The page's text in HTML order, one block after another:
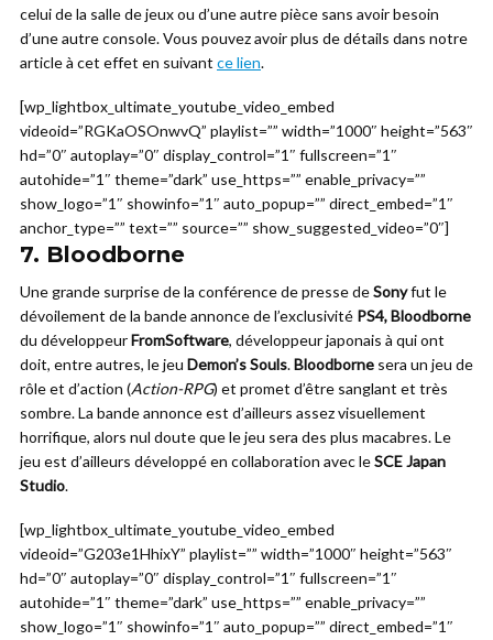
celui de la salle de jeux ou d’une autre pièce sans avoir besoin
d’une autre console. Vous pouvez avoir plus de détails dans notre
article à cet effet en suivant ce lien.
[wp_lightbox_ultimate_youtube_video_embed
videoid=”RGKaOSOnwvQ” playlist=”” width=”1000″ height=”563″
hd=”0″ autoplay=”0″ display_control=”1″ fullscreen=”1″
autohide=”1″ theme=”dark” use_https=”” enable_privacy=””
show_logo=”1″ showinfo=”1″ auto_popup=”” direct_embed=”1″
anchor_type=”” text=”” source=”” show_suggested_video=”0″]
7. Bloodborne
Une grande surprise de la conférence de presse deSonyfut le
dévoilement de la bande annonce de l’exclusivité PS4, Bloodborne
du développeurFromSoftware, développeur japonais à qui ont
doit, entre autres, le jeu Demon’s Souls.Bloodborne sera un jeu de
rôle et d’action (Action-RPG) et promet d’être sanglant et très
sombre. La bande annonce est d’ailleurs assez visuellement
horrifique, alors nul doute que le jeu sera des plus macabres. Le
jeu est d’ailleurs développé en collaboration avec leSCE Japan
Studio.
[wp_lightbox_ultimate_youtube_video_embed
videoid=”G203e1HhixY” playlist=”” width=”1000″ height=”563″
hd=”0″ autoplay=”0″ display_control=”1″ fullscreen=”1″
autohide=”1″ theme=”dark” use_https=”” enable_privacy=””
show_logo=”1″ showinfo=”1″ auto_popup=”” direct_embed=”1″